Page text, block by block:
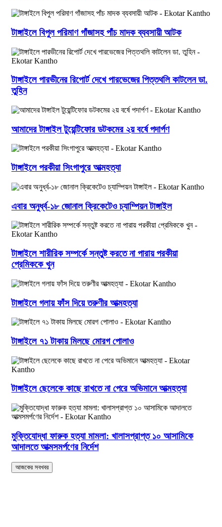
টাঙ্গাইলে বিপুল পরিমাণ গাঁজাসহ পাঁচ মাদক ব্যবসায়ী আটক
টাঙ্গাইলে পারভীনের রিপোর্ট দেখে পারভেজের পিত্তথলি কাটলেন ডা.
তুহিন
আমাদের টাঙ্গাইল টুয়েন্টিফোর ডটকমের ২য় বর্ষে পদার্পণ
টাঙ্গাইলে পরকীয়া সিংগাপুরে আত্মহত্যা
এবার অনুর্ধ্ব-১৮ জোনাল ক্রিকেটেও চ্যাম্পিয়ন টাঙ্গাইল
টাঙ্গাইলে শারীরিক সম্পর্কে সন্তুষ্ট করতে না পারায় পরকীয়া
প্রেমিককে খুন
টাঙ্গাইলে গলায় ফাঁস দিয়ে তরুণীর আত্মহত্যা
টাঙ্গাইলে ৭১ টাকায় মিলছে মোরগ পোলাও
টাঙ্গাইলে ছেলেকে কাছে রাখতে না পেরে অভিমানে আত্মহত্যা
মুক্তিযোদ্ধা ফারুক হত্যা মামলা: খালাসপ্রাপ্ত ১০ আসামিকে
আদালতে আত্মসমর্পণের নির্দেশ